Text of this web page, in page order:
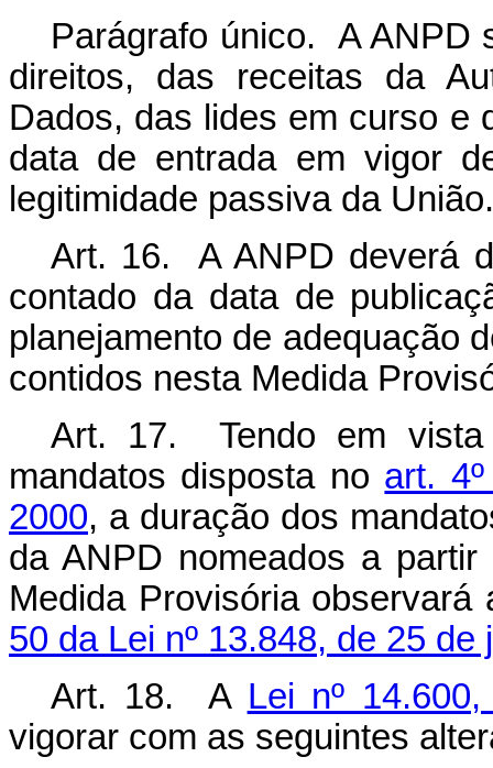
Parágrafo único. A ANPD
direitos, das receitas da
Dados, das lides em curso e
data de entrada em vigor
legitimidade passiva da União.
Art. 16. A ANPD deverá
contado da data de
planejamento de adequação
contidos nesta Medida
Art. 17. Tendo em
mandatos disposta no art.
2000, a duração dos
da ANPD nomeados a
Medida Provisória
50 da Lei nº 13.848, de 25 de
Art. 18. A Lei nº
vigorar com as seguintes